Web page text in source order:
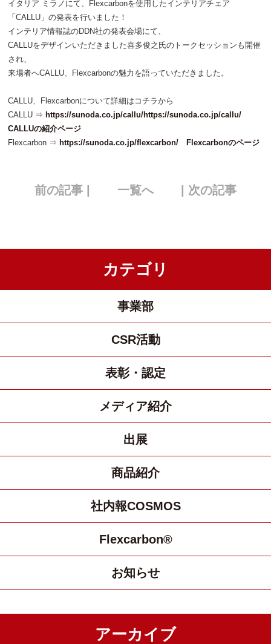
イタリア ミラノにて、Flexcarbonを使用したインテリアチェア
「CALLU」の発表を行いました！
インテリア情報誌のDDN社の発表会場にて、
CALLUをデザインいただきました喜多俊之氏のトークセッションも開催
され、
来場者へCALLU、Flexcarbonの魅力を語っていただきました。
CALLU、Flexcarbonについて詳細はコチラから
CALLU ⇒ https://sunoda.co.jp/callu/https://sunoda.co.jp/callu/
CALLUの紹介ページ
Flexcarbon ⇒ https://sunoda.co.jp/flexcarbon/ Flexcarbonのページ
前の記事 | 一覧へ | 次の記事
カテゴリ
事業部
CSR活動
表彰・認定
メディア紹介
出展
商品紹介
社内報COSMOS
Flexcarbon®
お知らせ
アーカイブ